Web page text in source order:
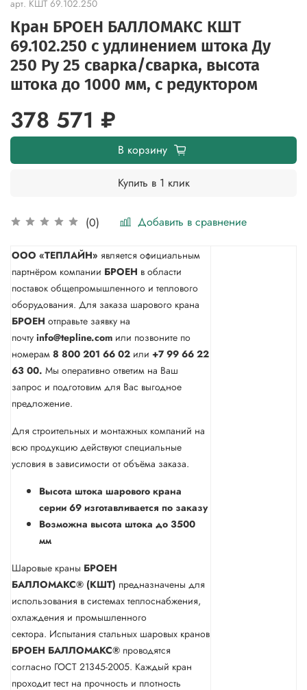
арт. КШТ 69.102.250
Кран БРОЕН БАЛЛОМАКС КШТ
69.102.250 с удлинением штока Ду
250 Ру 25 сварка/сварка, высота
штока до 1000 мм, с редуктором
(0) Добавить в сравнение
378 571 ₽
В корзину
Купить в 1 клик
ООО «ТЕПЛАЙН» является официальным
партнёром компании БРОЕН в области
поставок общепромышленного и теплового
оборудования. Для заказа шарового крана
БРОЕН отправьте заявку на
почту info@tepline.com или позвоните по
номерам 8 800 201 66 02 или +7 99 66 22
63 00. Мы оперативно ответим на Ваш
запрос и подготовим для Вас выгодное
предложение.
Для строительных и монтажных компаний на
всю продукцию действуют специальные
условия в зависимости от объёма заказа.
Высота штока шарового крана
серии 69 изготавливается по заказу
Возможна высота штока до 3500
мм
Шаровые краны БРОЕН
БАЛЛОМАКС® (КШТ) предназначены для
использования в системах теплоснабжения,
охлаждения и промышленного
сектора. Испытания стальных шаровых кранов
БРОЕН БАЛЛОМАКС® проводятся
согласно ГОСТ 21345-2005. Каждый кран
проходит тест на прочность и плотность